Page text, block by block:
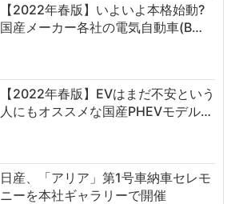
【2022年春版】いよいよ本格始動?
国産メーカー各社の電気自動車(B…
【2022年春版】EVはまだ不安という
人にもオススメな国産PHEVモデル…
日産、「アリア」第1号車納車セレモ
ニーを本社ギャラリーで開催